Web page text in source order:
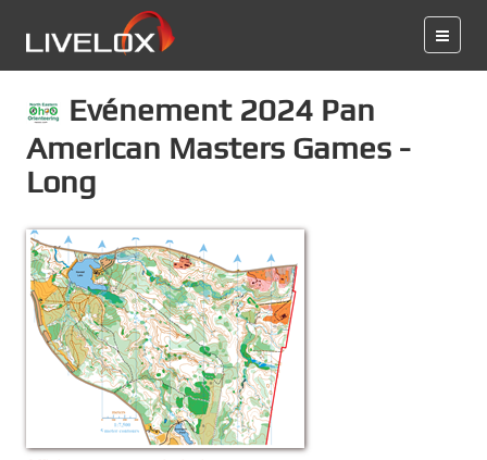
Evénement 2024 Pan
American Masters Games -
Long